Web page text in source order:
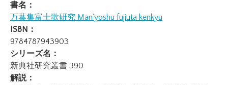
書名：
万葉集富士歌研究 Man'yoshu fujiuta kenkyu
ISBN：
9784787943903
シリーズ名：
新典社研究叢書 390
解説：